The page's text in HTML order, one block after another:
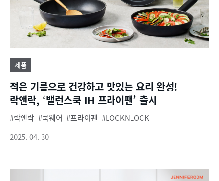
제품
적은 기름으로 건강하고 맛있는 요리 완성!
락앤락, ‘밸런스쿡 IH 프라이팬’ 출시
락앤락 쿡웨어 프라이팬
LOCKNLOCK
2025. 04. 30